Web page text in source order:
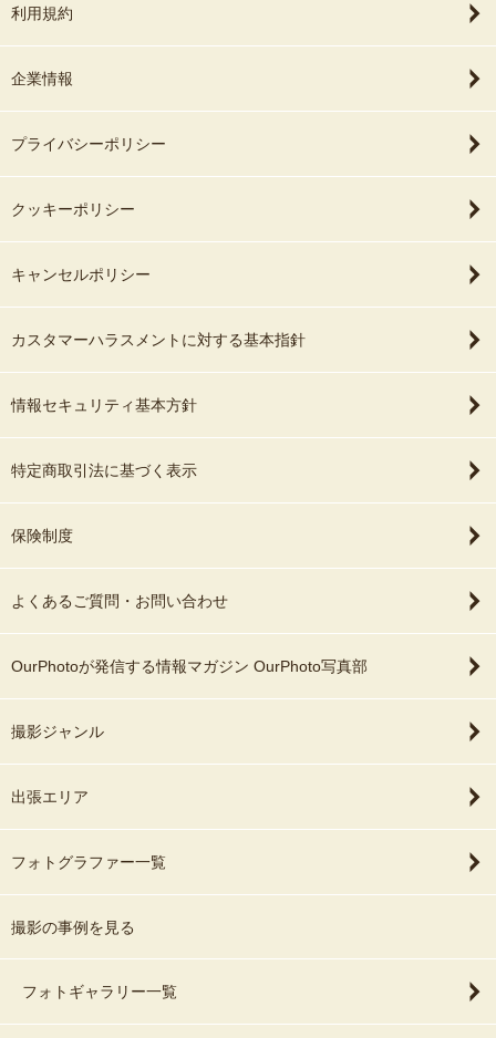
利用規約
企業情報
プライバシーポリシー
クッキーポリシー
キャンセルポリシー
カスタマーハラスメントに対する基本指針
情報セキュリティ基本方針
特定商取引法に基づく表示
保険制度
よくあるご質問・お問い合わせ
OurPhotoが発信する情報マガジン OurPhoto写真部
撮影ジャンル
出張エリア
フォトグラファー一覧
撮影の事例を見る
フォトギャラリー一覧